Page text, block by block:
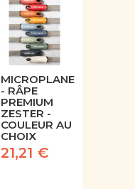
MICROPLANE
- RÂPE
PREMIUM
ZESTER -
COULEUR AU
CHOIX
21,21 €